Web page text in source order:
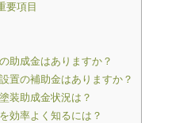
要項目
助成金はありますか？
置の補助金はありますか？
装助成金状況は？
効率よく知るには？